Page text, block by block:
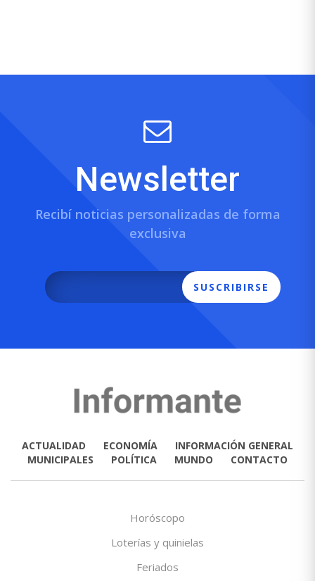
Newsletter
Recibí noticias personalizadas de forma
exclusiva
SUSCRIBIRSE
ACTUALIDAD ECONOMÍA
INFORMACIÓN GENERAL
MUNICIPALES
POLÍTICA MUNDO CONTACTO
Horóscopo
Loterías y quinielas
Feriados